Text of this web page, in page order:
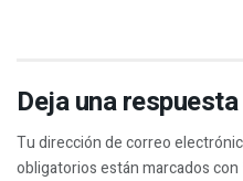
Deja una respuesta
Tu dirección de correo
obligatorios están marcados con